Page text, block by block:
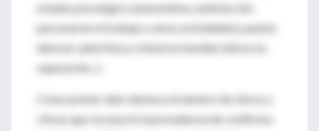
estado psicológico (autoestima, satisfacción
personal en el trabajo u otras actividades), puesto
laboral, salud física, e historia familiar (divorcio,
separación...).
Como primer dato destaca el número de chicos y
chicas que reconoció la prevalencia de conflictos